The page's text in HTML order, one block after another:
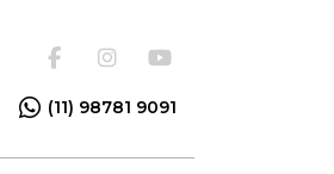
(11) 98781 9091